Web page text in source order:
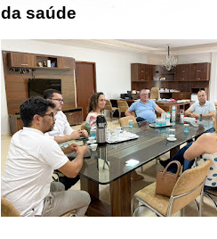
da saúde